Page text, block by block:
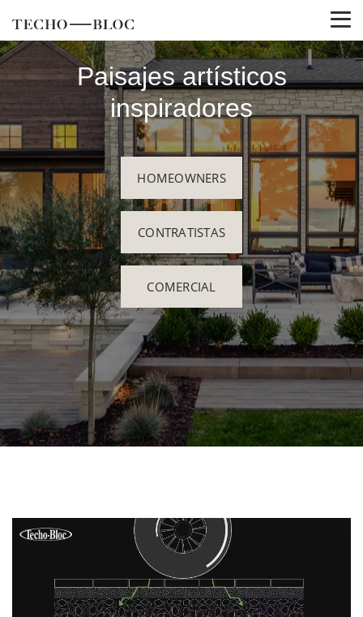
Paisajes artísticos
inspiradores
HOMEOWNERS
CONTRATISTAS
COMERCIAL